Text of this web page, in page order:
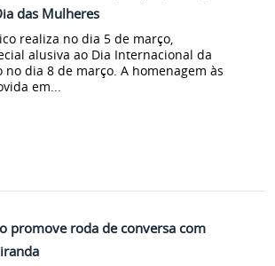
das Mulheres
realiza no dia 5 de março,
alusiva ao Dia Internacional da
dia 8 de março. A homenagem às
em...
promove roda de conversa com